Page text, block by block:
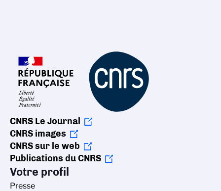
CNRS Le Journal
CNRS images
CNRS sur le web
Publications du CNRS
Votre profil
Presse